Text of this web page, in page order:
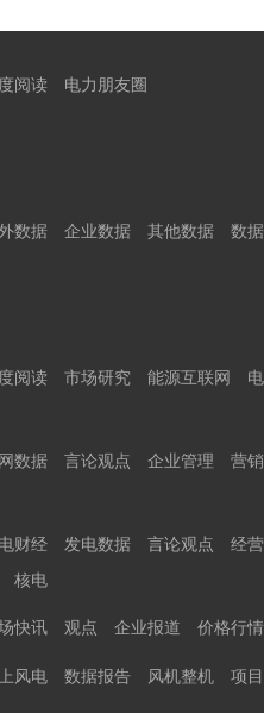
阅读 电力朋友圈
数据 企业数据 其他数据 数
阅读 市场研究 能源互联网
数据 言论观点 企业管理 营
财经 发电数据 言论观点 经
核电
快讯 观点 企业报道 价格行情
风电 数据报告 风机整机 项